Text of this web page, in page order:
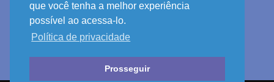
que você tenha a melhor experiência
possível ao acessa-lo.
Política de privacidade
Prosseguir
PRIVACIDADE
CONTATO